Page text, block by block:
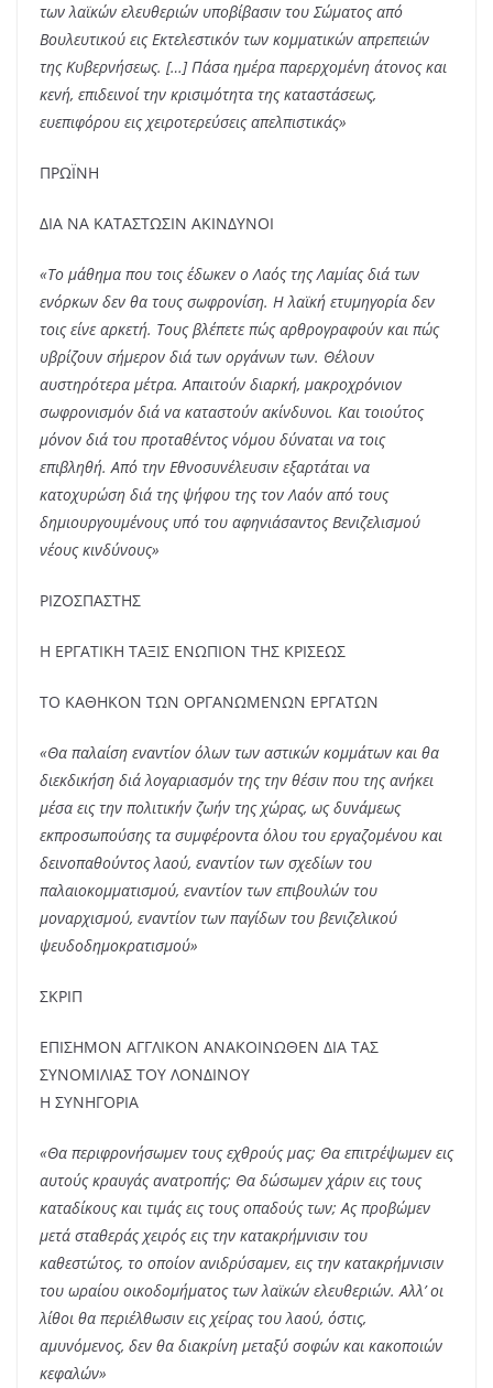
των λαϊκών ελευθεριών υποβίβασιν του Σώματος από
Βουλευτικού εις Εκτελεστικόν των κομματικών απρεπειών
της Κυβερνήσεως. […] Πάσα ημέρα παρερχομένη άτονος και
κενή, επιδεινοί την κρισιμότητα της καταστάσεως,
ευεπιφόρου εις χειροτερεύσεις απελπιστικάς»
ΠΡΩΪΝΗ
ΔΙΑ ΝΑ ΚΑΤΑΣΤΩΣΙΝ ΑΚΙΝΔΥΝΟΙ
«Το μάθημα που τοις έδωκεν ο Λαός της Λαμίας διά των
ενόρκων δεν θα τους σωφρονίση. Η λαϊκή ετυμηγορία δεν
τοις είνε αρκετή. Τους βλέπετε πώς αρθρογραφούν και πώς
υβρίζουν σήμερον διά των οργάνων των. Θέλουν
αυστηρότερα μέτρα. Απαιτούν διαρκή, μακροχρόνιον
σωφρονισμόν διά να καταστούν ακίνδυνοι. Και τοιούτος
μόνον διά του προταθέντος νόμου δύναται να τοις
επιβληθή. Από την Εθνοσυνέλευσιν εξαρτάται να
κατοχυρώση διά της ψήφου της τον Λαόν από τους
δημιουργουμένους υπό του αφηνιάσαντος Βενιζελισμού
νέους κινδύνους»
ΡΙΖΟΣΠΑΣΤΗΣ
Η ΕΡΓΑΤΙΚΗ ΤΑΞΙΣ ΕΝΩΠΙΟΝ ΤΗΣ ΚΡΙΣΕΩΣ
ΤΟ ΚΑΘΗΚΟΝ ΤΩΝ ΟΡΓΑΝΩΜΕΝΩΝ ΕΡΓΑΤΩΝ
«Θα παλαίση εναντίον όλων των αστικών κομμάτων και θα
διεκδικήση διά λογαριασμόν της την θέσιν που της ανήκει
μέσα εις την πολιτικήν ζωήν της χώρας, ως δυνάμεως
εκπροσωπούσης τα συμφέροντα όλου του εργαζομένου και
δεινοπαθούντος λαού, εναντίον των σχεδίων του
παλαιοκομματισμού, εναντίον των επιβουλών του
μοναρχισμού, εναντίον των παγίδων του βενιζελικού
ψευδοδημοκρατισμού»
ΣΚΡΙΠ
ΕΠΙΣΗΜΟΝ ΑΓΓΛΙΚΟΝ ΑΝΑΚΟΙΝΩΘΕΝ ΔΙΑ ΤΑΣ
ΣΥΝΟΜΙΛΙΑΣ ΤΟΥ ΛΟΝΔΙΝΟΥ
Η ΣΥΝΗΓΟΡΙΑ
«Θα περιφρονήσωμεν τους εχθρούς μας; Θα επιτρέψωμεν εις
αυτούς κραυγάς ανατροπής; Θα δώσωμεν χάριν εις τους
καταδίκους και τιμάς εις τους οπαδούς των; Ας προβώμεν
μετά σταθεράς χειρός εις την κατακρήμνισιν του
καθεστώτος, το οποίον ανιδρύσαμεν, εις την κατακρήμνισιν
του ωραίου οικοδομήματος των λαϊκών ελευθεριών. Αλλ’ οι
λίθοι θα περιέλθωσιν εις χείρας του λαού, όστις,
αμυνόμενος, δεν θα διακρίνη μεταξύ σοφών και κακοποιών
κεφαλών»